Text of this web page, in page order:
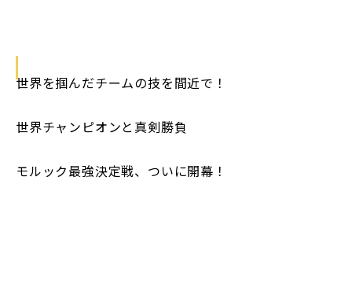
世界を掴んだチームの技を間近で！
世界チャンピオンと真剣勝負
モルック最強決定戦、ついに開幕！